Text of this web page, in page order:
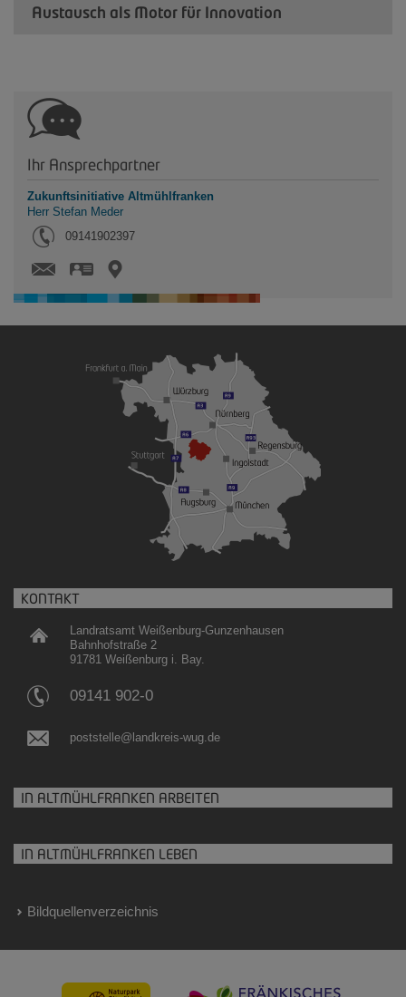
Austausch als Motor für Innovation
Ihr Ansprechpartner
Zukunftsinitiative Altmühlfranken
Herr Stefan Meder
Tel.:
09141902397
vCard
KONTAKT
Landratsamt Weißenburg-Gunzenhausen
Bahnhofstraße 2
91781 Weißenburg i. Bay.
09141 902-0
poststelle@landkreis-wug.de
IN ALTMÜHLFRANKEN ARBEITEN
IN ALTMÜHLFRANKEN LEBEN
Bildquellenverzeichnis